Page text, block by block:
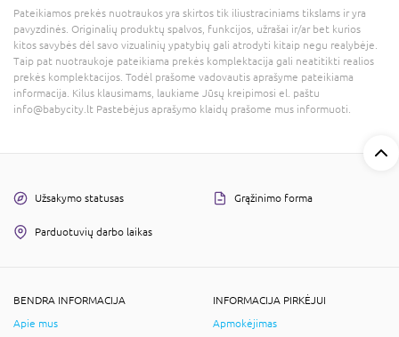
Pateikiamos prekės nuotraukos yra skirtos tik iliustraciniams tikslams ir yra
pavyzdinės. Originalių produktų spalvos, funkcijos, užrašai ir/ar bet kurios
kitos savybės dėl savo vizualinių ypatybių gali atrodyti kitaip negu realybėje.
Taip pat nuotraukoje pateikiama prekės komplektacija gali neatitikti realios
prekės komplektacijos. Todėl prašome vadovautis aprašyme pateikiama
informacija. Kilus klausimams, laukiame Jūsų kreipimosi el. paštu
info@babycity.lt Pastebėjus aprašymo klaidų prašome mus informuoti.
Užsakymo statusas Grąžinimo forma
Parduotuvių darbo laikas
BENDRA INFORMACIJA
Apie mus
INFORMACIJA PIRKĖJUI
Apmokėjimas